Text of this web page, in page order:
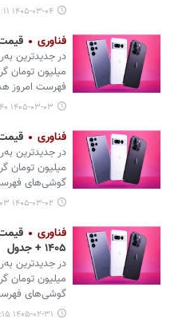
۱۴۰۵-۰۳-۰۴ ۱۰:۱۱
فناوری قیمت
فهرست امروز
۱۴۰۵-۰۳-۰۳ ۱۰:۴۰
فناوری قیمت
گوشی‌های
۱۴۰۵-۰۳-۰۲ ۱۰:۰۳
فناوری
۱۴۰۵ + جدول
گوشی‌های
۱۴۰۵-۰۲-۳۱ ۱۲:۱۵